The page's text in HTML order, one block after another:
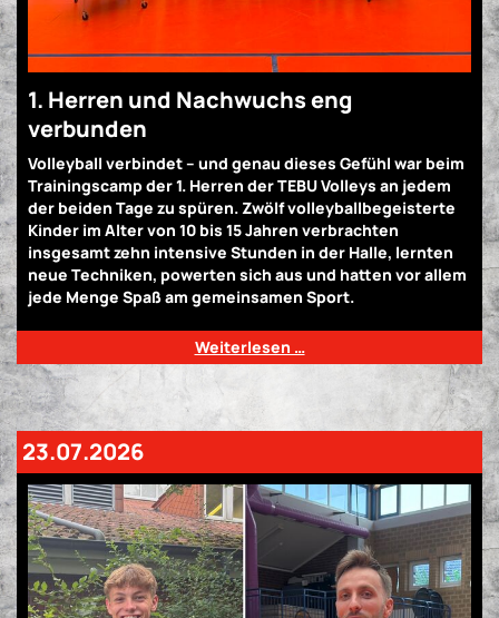
1. Herren und Nachwuchs eng
verbunden
Volleyball verbindet – und genau dieses Gefühl war beim
Trainingscamp der 1. Herren der TEBU Volleys an jedem
der beiden Tage zu spüren. Zwölf volleyballbegeisterte
Kinder im Alter von 10 bis 15 Jahren verbrachten
insgesamt zehn intensive Stunden in der Halle, lernten
neue Techniken, powerten sich aus und hatten vor allem
jede Menge Spaß am gemeinsamen Sport.
Weiterlesen …
23.07.2026